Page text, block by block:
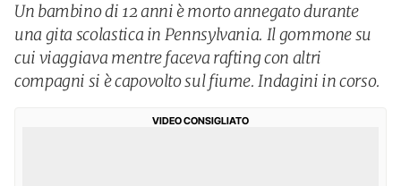
Un bambino di 12 anni è morto annegato durante
una gita scolastica in Pennsylvania. Il gommone su
cui viaggiava mentre faceva rafting con altri
compagni si è capovolto sul fiume. Indagini in corso.
VIDEO CONSIGLIATO